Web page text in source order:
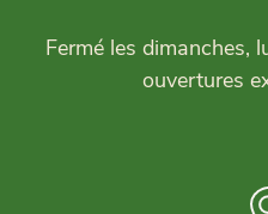
Fermé les dimanches,
ouvertures